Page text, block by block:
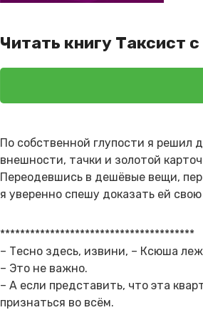
Читать книгу Таксист
По собственной глупости я решил
внешности, тачки и золотой
Переодевшись в дешёвые вещи,
я уверенно спешу доказать ей
***************************************
– Тесно здесь, извини, – Ксюша
– Это не важно.
– А если представить, что эта
признаться во всём.